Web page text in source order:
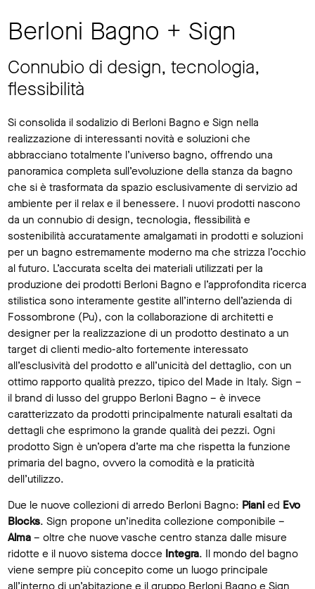
Berloni Bagno + Sign
Connubio di design, tecnologia,
flessibilità
Si consolida il sodalizio di Berloni Bagno e Sign nella
realizzazione di interessanti novità e soluzioni che
abbracciano totalmente l’universo bagno, offrendo una
panoramica completa sull’evoluzione della stanza da bagno
che si è trasformata da spazio esclusivamente di servizio ad
ambiente per il relax e il benessere. I nuovi prodotti nascono
da un connubio di design, tecnologia, flessibilità e
sostenibilità accuratamente amalgamati in prodotti e soluzioni
per un bagno estremamente moderno ma che strizza l’occhio
al futuro. L’accurata scelta dei materiali utilizzati per la
produzione dei prodotti Berloni Bagno e l’approfondita ricerca
stilistica sono interamente gestite all’interno dell’azienda di
Fossombrone (Pu), con la collaborazione di architetti e
designer per la realizzazione di un prodotto destinato a un
target di clienti medio-alto fortemente interessato
all’esclusività del prodotto e all’unicità del dettaglio, con un
ottimo rapporto qualità prezzo, tipico del Made in Italy. Sign –
il brand di lusso del gruppo Berloni Bagno – è invece
caratterizzato da prodotti principalmente naturali esaltati da
dettagli che esprimono la grande qualità dei pezzi. Ogni
prodotto Sign è un’opera d’arte ma che rispetta la funzione
primaria del bagno, ovvero la comodità e la praticità
dell’utilizzo.
Due le nuove collezioni di arredo Berloni Bagno: Pianied Evo
Blocks. Sign propone un’inedita collezione componibile –
Alma – oltre che nuove vasche centro stanza dalle misure
ridotte e il nuovo sistema docce Integra. Il mondo del bagno
viene sempre più concepito come un luogo principale
all’interno di un’abitazione e il gruppo Berloni Bagno e Sign